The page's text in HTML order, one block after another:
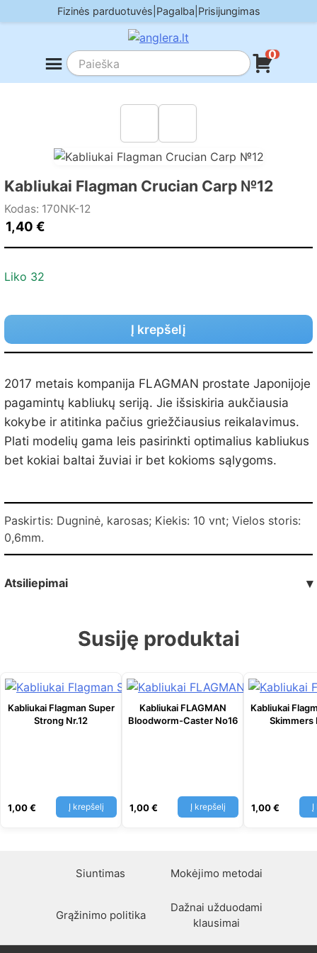
to
Fizinės parduotuvės Pagalba Prisijungimas
0
Kabliukai Flagman Crucian Carp №12
Kodas: 170NK-12
1,40 €
Liko 32
Į krepšelį
2017 metais kompanija FLAGMAN prostate Japonijoje
pagamintų kabliukų seriją. Jie išsiskiria aukčiausia
kokybe ir atitinka pačius griežčiausius reikalavimus.
Plati modelių gama leis pasirinkti optimalius kabliukus
bet kokiai baltai žuviai ir bet kokioms sąlygoms.
Paskirtis: Dugninė, karosas; Kiekis: 10 vnt; Vielos storis:
0,6mm.
Atsiliepimai ▾
Susiję produktai
Kabliukai Flagman Super
Strong Nr.12
1,00€ Į krepšelį
Kabliukai FLAGMAN
Bloodworm-Caster No16
1,00€ Į krepšelį
Kabliukai
Skimmers
1,00€ Į
Siuntimas Mokėjimo metodai
Grąžinimo politika
Dažnai užduodami
klausimai